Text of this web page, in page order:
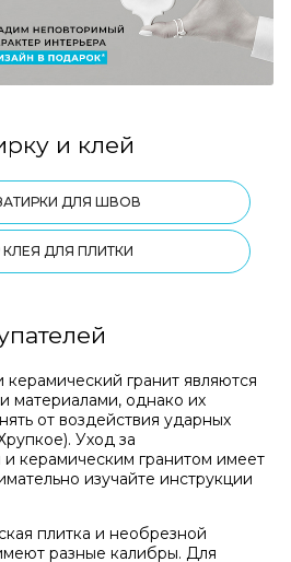
и клей
ДЛЯ ШВОВ
ДЛЯ ПЛИТКИ
керамический гранит являются
материалами, однако их
от воздействия ударных
Уход за
керамическим гранитом имеет
изучайте инструкции
плитка и необрезной
разные калибры. Для